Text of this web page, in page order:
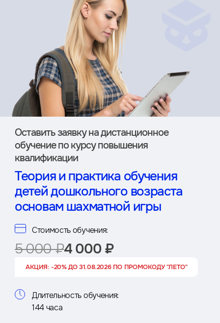
Оставить заявку на дистан­ционное
обучение по курсу повышения
квалификации
Теория и практика обучения
детей дошкольного возраста
основам шахматной игры
Стоимость обучения:
5 000 ₽4 000 ₽
АКЦИЯ: -20% ДО 31.08.2026 ПО ПРОМОКОДУ "ЛЕТО"
Длительность обучения:
144 часа